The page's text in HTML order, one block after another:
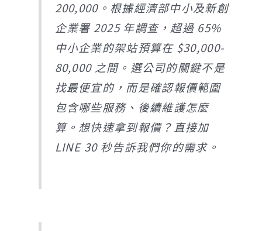
200,000。根據經濟部中小及新創
企業署 2025 年調查，超過 65%
中小企業的架站預算在 $30,000-
80,000 之間。選公司的關鍵不是
找最便宜的，而是確認報價範圍
包含哪些服務、後續維護怎麼
算。想快速拿到報價？直接加
LINE 30 秒告訴我們你的需求。